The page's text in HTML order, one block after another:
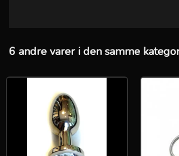
6 andre varer i den samme